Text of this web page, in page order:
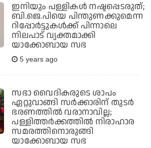
ഇനിയും പള്ളികള്‍ നഷ്ടപ്പെടരുത്;
ബി.ജെ.പിയെ പിന്തുണക്കുമെന്ന
റിപ്പോര്‍ട്ടുകള്‍ക്ക് പിന്നാലെ
നിലപാട് വ്യക്തമാക്കി
യാക്കോബായ സഭ
5 years ago
സഭാ വൈദികരുടെ ശാപം
ഏറ്റുവാങ്ങി സര്‍ക്കാരിന് തുടര്‍
ഭരണത്തില്‍ വരാനാവില്ല;
പള്ളിത്തര്‍ക്കത്തില്‍ നിരാഹാര
സമരത്തിനൊരുങ്ങി
യാക്കോബായ സഭ